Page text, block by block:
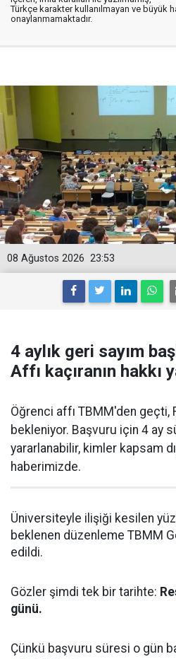
Türkçe karakter kullanılmayan ve büyük
onaylanmamaktadır.
23:53
08 Ağustos 2026
4 aylık geri sayım
Affı kaçıranın hakkı
Öğrenci affı TBMM'den geçti,
bekleniyor. Başvuru için 4 ay
yararlanabilir, kimler kapsam
haberimizde.
Üniversiteyle ilişiği kesilen
beklenen düzenleme TBMM
edildi.
Gözler şimdi tek bir tarihte:
günü.
Çünkü başvuru süresi o gün